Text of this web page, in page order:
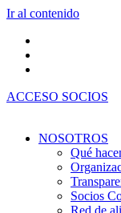
Ir al contenido
ACCESO SOCIOS
NOSOTROS
Qué
Socios
Red de